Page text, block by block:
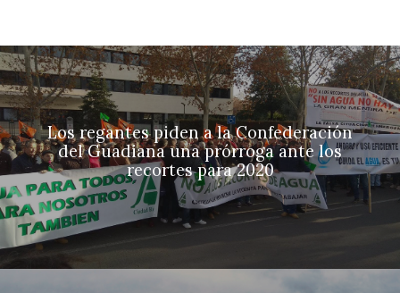
Los regantes piden a la Confederación
del Guadiana una prórroga ante los
recortes para 2020